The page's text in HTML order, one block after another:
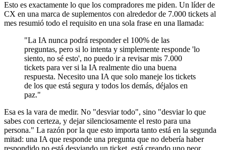
Esto es exactamente lo que los compradores me piden. Un líder de
CX en una marca de suplementos con alrededor de 7.000 tickets al
mes resumió todo el requisito en una sola frase en una llamada:
"La IA nunca podrá responder el 100% de las
preguntas, pero si lo intenta y simplemente responde 'lo
siento, no sé esto', no puedo ir a revisar mis 7.000
tickets para ver si la IA realmente dio una buena
respuesta. Necesito una IA que solo maneje los tickets
de los que está segura y todos los demás, déjalos en
paz."
Esa es la vara de medir. No "desviar todo", sino "desviar lo que
sabes con certeza, y dejar silenciosamente el resto para una
persona." La razón por la que esto importa tanto está en la segunda
mitad: una IA que responde una pregunta que no debería haber